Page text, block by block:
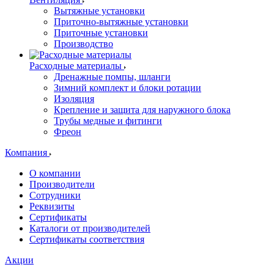
Вытяжные установки
Приточно-вытяжные установки
Приточные установки
Производство
Расходные материалы
Дренажные помпы, шланги
Зимний комплект и блоки ротации
Изоляция
Крепление и защита для наружного блока
Трубы медные и фитинги
Фреон
Компания
О компании
Производители
Сотрудники
Реквизиты
Сертификаты
Каталоги от производителей
Сертификаты соответствия
Акции